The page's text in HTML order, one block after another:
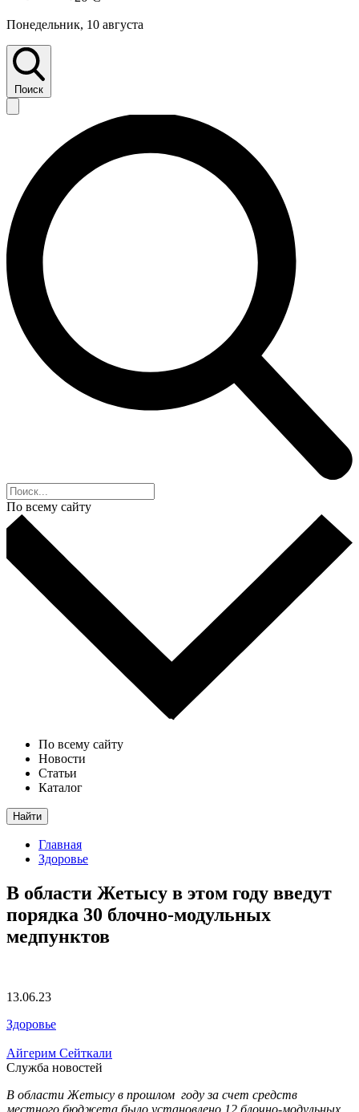
Понедельник, 10 августа
Поиск
По всему сайту
По всему сайту
Новости
Статьи
Каталог
Найти
Главная
Здоровье
В области Жетысу в этом году введут
порядка 30 блочно-модульных
медпунктов
13.06.23
Здоровье
Айгерим Сейткали
Служба новостей
В области Жетысу в прошлом году за счет средств